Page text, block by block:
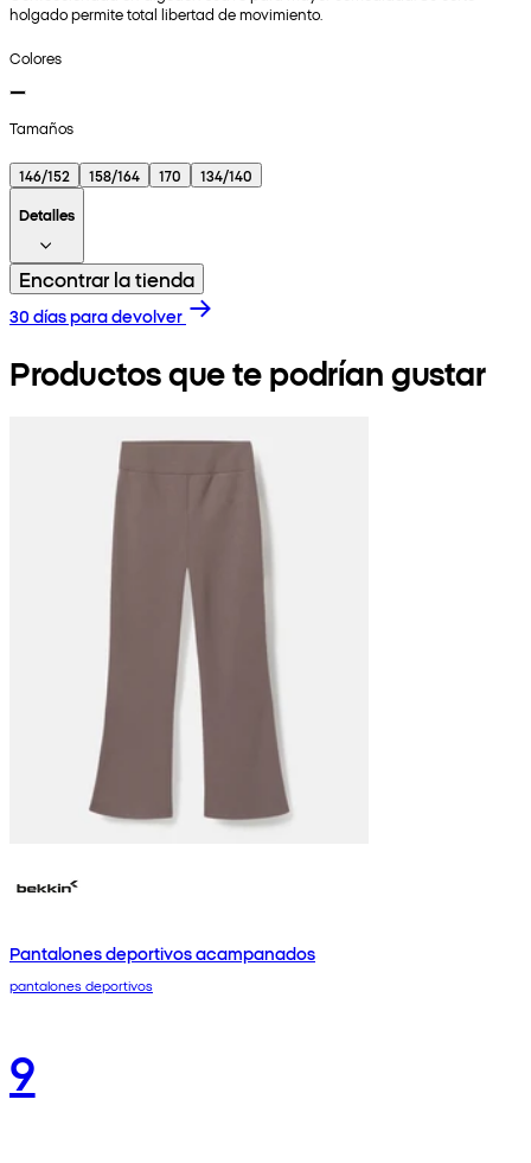
holgado permite total libertad de movimiento.
Colores
Tamaños
146/152 158/164 170
134/140
Detalles
Encontrar la tienda
30 días para devolver
Productos que te podrían gustar
Pantalones deportivos acampanados
pantalones deportivos
9